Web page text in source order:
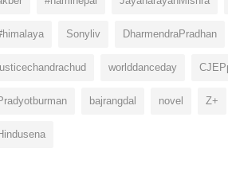
Sonyliv DharmendraPradhan
worlddanceday
bajrangdal novel Z+